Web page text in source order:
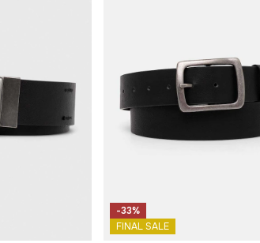
-33%
FINAL SALE